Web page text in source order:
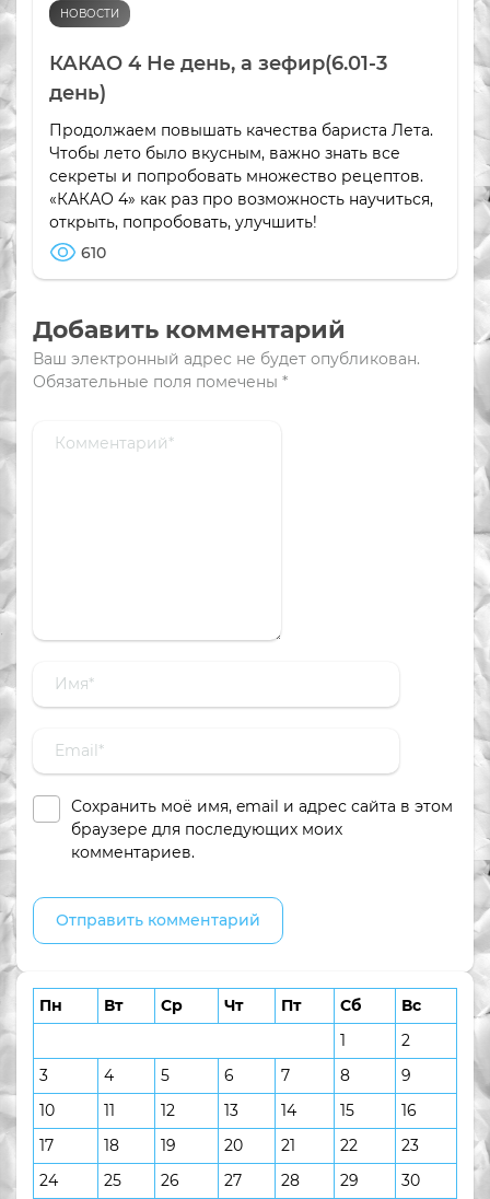
НОВОСТИ
КАКАО 4 Не день, а зефир(6.01-3
день)
Продолжаем повышать качества бариста Лета.
Чтобы лето было вкусным, важно знать все
секреты и попробовать множество рецептов.
«КАКАО 4» как раз про возможность научиться,
открыть, попробовать, улучшить!
610
Добавить комментарий
Ваш электронный адрес не будет опубликован.
Обязательные поля помечены *
Сохранить моё имя, email и адрес сайта в этом
браузере для последующих моих
комментариев.
Пн Вт Ср Чт Пт Сб
Вс
1
2
3
4 5 6 7 8
9
10
11 12 13 14 15
16
17
18 19 20 21 22
23
24
25 26 27 28 29 30